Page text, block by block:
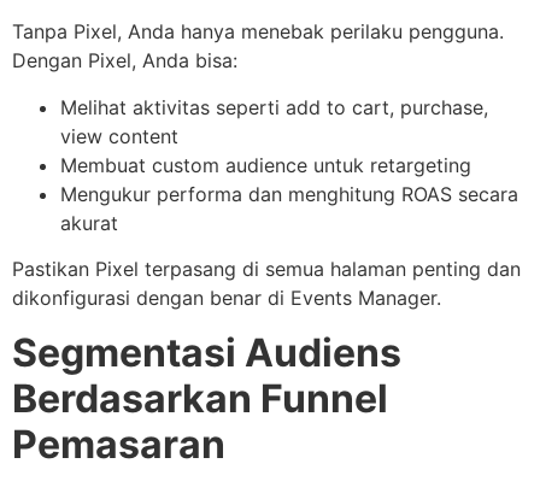
Tanpa Pixel, Anda hanya menebak perilaku pengguna.
Dengan Pixel, Anda bisa:
Melihat aktivitas seperti add to cart, purchase,
view content
Membuat custom audience untuk retargeting
Mengukur performa dan menghitung ROAS secara
akurat
Pastikan Pixel terpasang di semua halaman penting dan
dikonfigurasi dengan benar di Events Manager.
Segmentasi Audiens
Berdasarkan Funnel
Pemasaran